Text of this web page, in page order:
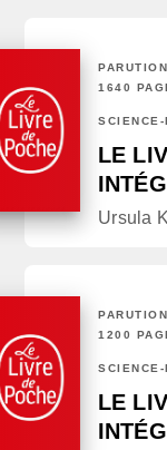
1640
SCIENCE-
LE
Ursula
1200
SCIENCE-
LE